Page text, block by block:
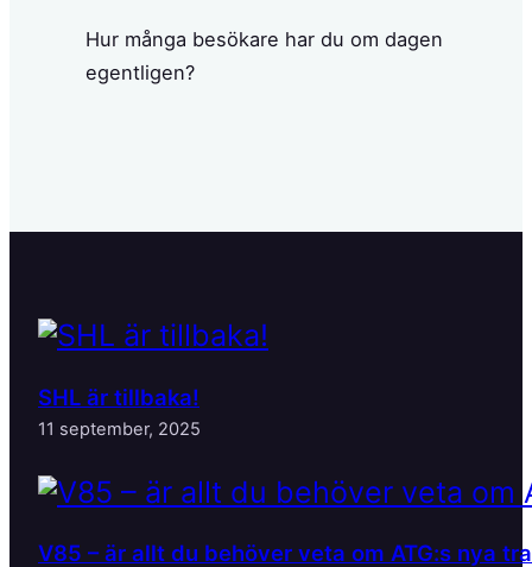
Hur många besökare har du om dagen
egentligen?
SHL är tillbaka!
11 september, 2025
V85 – är allt du behöver veta om ATG:s nya